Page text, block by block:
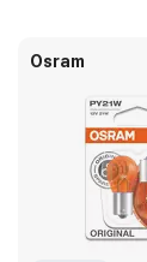
Osram